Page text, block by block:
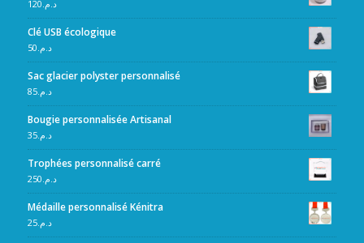
د.م.120
Clé USB écologique
د.م.50
Sac glacier polyster personnalisé
د.م.85
Bougie personnalisée Artisanal
د.م.35
Trophées personnalisé carré
د.م.250
Médaille personnalisé Kénitra
د.م.25